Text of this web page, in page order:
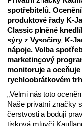
spotřebitelů.
produktové řady K-
Classic plněné
sýry z Vysočiny, K-
nápoje. Volba
marketingový
monitoruje a
rychloobrátkovém
„Velmi nás toto
Naše privátní značky
čerstvosti a bodují
tisková mluvčí